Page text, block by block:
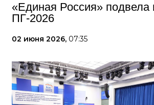
«Единая Россия» подвела
ПГ-2026
02 июня 2026, 07:35